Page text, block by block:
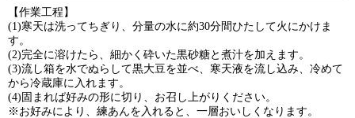
【作業工程】
(1)寒天は洗ってちぎり、分量の水に約30分間ひたして火にかけま
す。
(2)完全に溶けたら、細かく砕いた黒砂糖と煮汁を加えます。
(3)流し箱を水でぬらして黒大豆を並べ、寒天液を流し込み、冷めて
から冷蔵庫に入れます。
(4)固まれば好みの形に切り、お召し上がりください。
※お好みにより、練あんを入れると、一層おいしくなります。